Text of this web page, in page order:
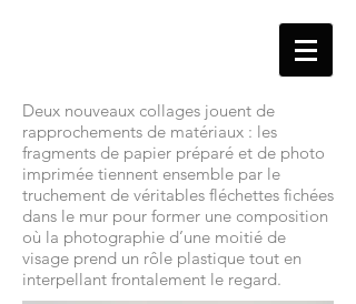
Deux nouveaux collages jouent de
rapprochements de matériaux : les
fragments de papier préparé et de photo
imprimée tiennent ensemble par le
truchement de véritables fléchettes fichées
dans le mur pour former une composition
où la photographie d’une moitié de
visage prend un rôle plastique tout en
interpellant frontalement le regard.